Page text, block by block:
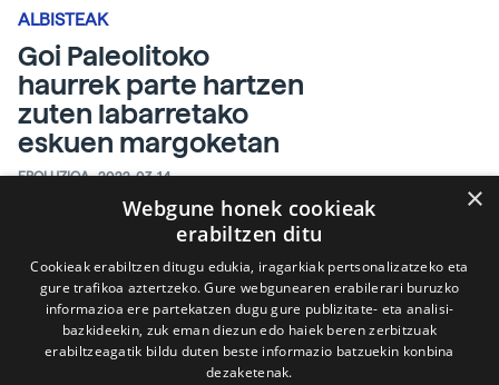
ALBISTEAK
Goi Paleolitoko
haurrek parte hartzen
zuten labarretako
eskuen margoketan
EBOLUZIOA 2022-03-14
×
Webgune honek cookieak
erabiltzen ditu
Cookieak erabiltzen ditugu edukia, iragarkiak pertsonalizatzeko eta
gure trafikoa aztertzeko. Gure webgunearen erabilerari buruzko
informazioa ere partekatzen dugu gure publizitate- eta analisi-
bazkideekin, zuk eman diezun edo haiek beren zerbitzuak
erabiltzeagatik bildu duten beste informazio batzuekin konbina
dezaketenak.